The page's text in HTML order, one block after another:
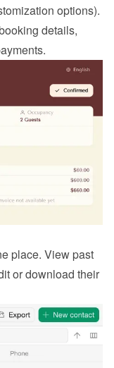
options).
details,
place. View past
or download their